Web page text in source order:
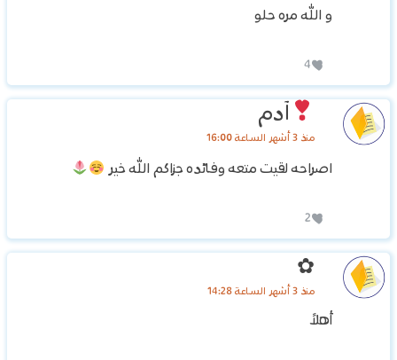
‏و الله مره حلو
4
آدم
منذ 3 أشهر الساعة 16:00
اصراحه لقيت متعه وفائده جزاكم الله خير
2
✿
منذ 3 أشهر الساعة 14:28
أهلاً